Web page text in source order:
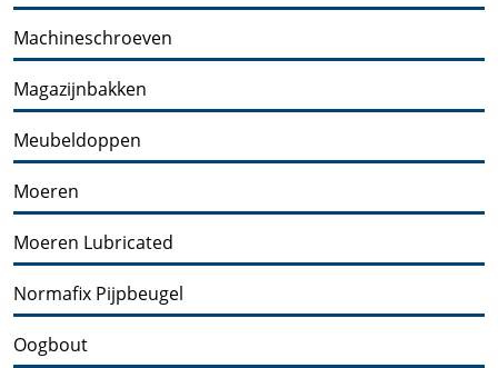
Machineschroeven
Magazijnbakken
Meubeldoppen
Moeren
Moeren Lubricated
Normafix Pijpbeugel
Oogbout